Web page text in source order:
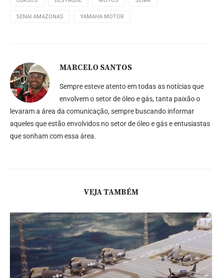
SENAI AMAZONAS YAMAHA MOTOR
MARCELO SANTOS
Sempre esteve atento em todas as notícias que
envolvem o setor de óleo e gás, tanta paixão o
levaram a área da comunicação, sempre buscando informar
aqueles que estão envolvidos no setor de óleo e gás e entusiastas
que sonham com essa área.
VEJA TAMBÉM